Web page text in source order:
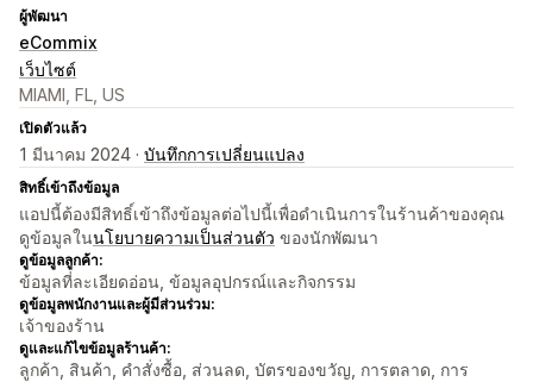
ผู้พัฒนา
eCommix
เว็บไซต์
MIAMI, FL, US
เปิดตัวแล้ว
1 มีนาคม 2024 · บันทึกการเปลี่ยนแปลง
สิทธิ์เข้าถึงข้อมูล
แอปนี้ต้องมีสิทธิ์เข้าถึงข้อมูลต่อไปนี้เพื่อดำเนินการในร้านค้าของคุณ
ดูข้อมูลในนโยบายความเป็นส่วนตัว ของนักพัฒนา
ดูข้อมูลลูกค้า:
ข้อมูลที่ละเอียดอ่อน, ข้อมูลอุปกรณ์และกิจกรรม
ดูข้อมูลพนักงานและผู้มีส่วนร่วม:
เจ้าของร้าน
ดูและแก้ไขข้อมูลร้านค้า:
ลูกค้า, สินค้า, คำสั่งซื้อ, ส่วนลด, บัตรของขวัญ, การตลาด, การ